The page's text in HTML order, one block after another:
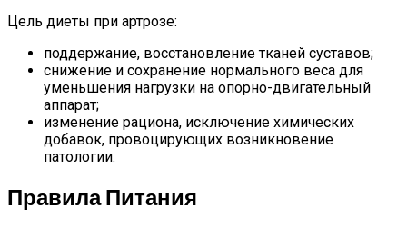
Цель диеты при артрозе:
поддержание, восстановление тканей суставов;
снижение и сохранение нормального веса для
уменьшения нагрузки на опорно-двигательный
аппарат;
изменение рациона, исключение химических
добавок, провоцирующих возникновение
патологии.
Правила Питания